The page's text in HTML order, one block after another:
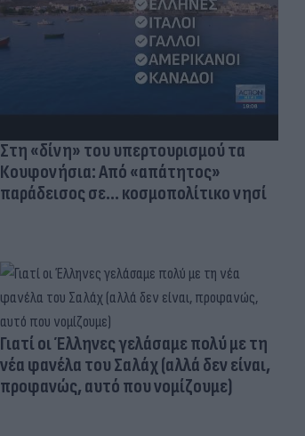
Στη «δίνη» του υπερτουρισμού τα
Κουφονήσια: Από «απάτητος»
παράδεισος σε... κοσμοπολίτικο νησί
Γιατί οι Έλληνες γελάσαμε πολύ με τη
νέα φανέλα του Σαλάχ (αλλά δεν είναι,
προφανώς, αυτό που νομίζουμε)